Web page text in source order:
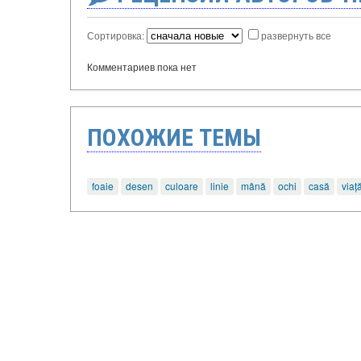
Сортировка: развернуть все
Комментариев пока нет
ПОХОЖИЕ ТЕМЫ
foaie desen culoare linie mână ochi casă viață